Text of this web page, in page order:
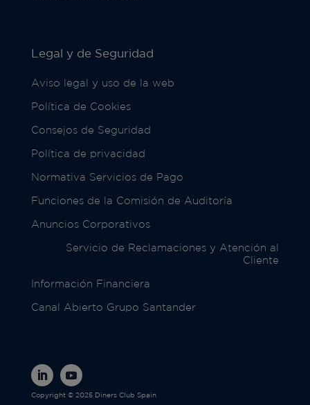
Legal y de Seguridad
Aviso legal y uso de la web
Política de Cookies
Consejos de Seguridad
Política de privacidad
Normativa Servicios de Pago
Funciones de la Comisión de Auditoría
Anuncios Corporativos
Servicio de Reclamaciones y Atención al
Cliente
Información Financiera
Canal Abierto Grupo Santander
Copyright © 2025 Diners Club Spain